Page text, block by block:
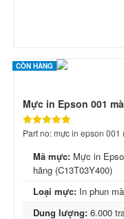
CÒN HÀNG
Mực in Epson 001
Part no: mực in epson 001
Mã mực: Mực in
hãng (C13T03Y400)
Loại mực: In phun
Dung lượng: 6.000